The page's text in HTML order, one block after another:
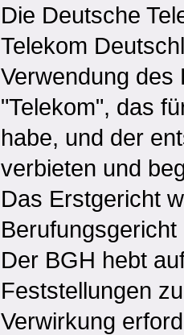
Die Deutsche
Telekom
Verwendung des
"Telekom", das
habe, und der
verbieten und
Das Erstgericht
Der BGH hebt
Feststellungen
Verwirkung